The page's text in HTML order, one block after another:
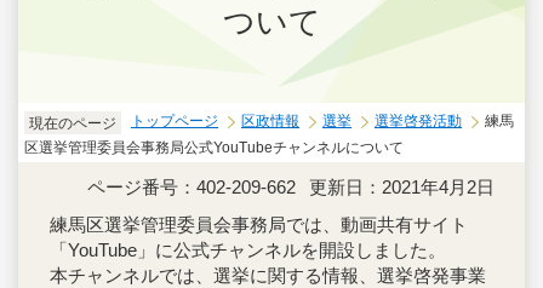
ついて
現在のページ トップページ 区政情報 選挙 選挙啓発活動
練馬
区選挙管理委員会事務局公式YouTubeチャンネルについて
ページ番号：402-209-662
更新日：2021年4月2日
練馬区選挙管理委員会事務局では、動画共有サイト
「YouTube」に公式チャンネルを開設しました。
本チャンネルでは、選挙に関する情報、選挙啓発事業